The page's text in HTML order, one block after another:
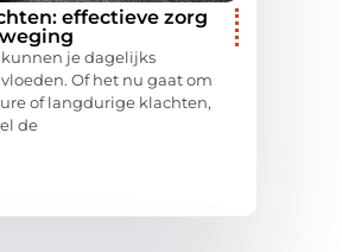
effectieve zorg
je dagelijks
Of het nu gaat om
of langdurige klachten,
de